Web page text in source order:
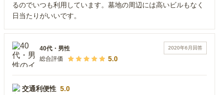
るのでいつも利用しています。墓地の周辺には高いビルもなく
日当たりがいいです。
2020年6月 回答
40代 ・ 男性
総合評価
5.0
交通利便性 5.0